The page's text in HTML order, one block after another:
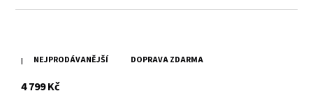
NEJPRODÁVANĚJŠÍ DOPRAVA ZDARMA
Brandy kožená taška SPIKES & SPARROW
4 799 Kčs DPH